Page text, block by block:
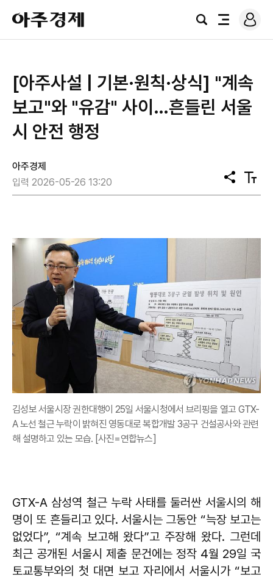
아
주
경
검
전
로
그
[아주사설 | 기본·원칙·상식] "계속
보고"와 "유감" 사이…흔들린 서울
시 안전 행정
아주경제
입력 2026-05-26 13:20
공
유
텍
스
김성보 서울시장 권한대행이 25일 서울시청에서 브리핑을 열고 GTX-
A 노선 철근 누락이 밝혀진 영동대로 복합개발 3공구 건설공사와 관련
해 설명하고 있는 모습. [사진=연합뉴스]
GTX-A 삼성역 철근 누락 사태를 둘러싼 서울시의 해
명이 또 흔들리고 있다. 서울시는 그동안 “늑장 보고는
없었다”, “계속 보고해 왔다”고 주장해 왔다. 그런데
최근 공개된 서울시 제출 문건에는 정작 4월 29일 국
토교통부와의 첫 대면 보고 자리에서 서울시가 “보고